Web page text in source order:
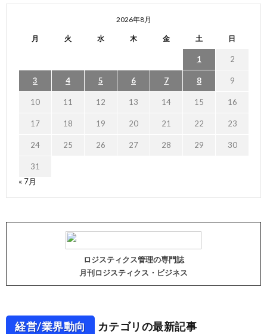
2026年8月
月 火 水 木 金 土 日
1 2
3 4 5 6 7 8 9
10 11 12 13 14 15 16
17 18 19 20 21 22 23
24 25 26 27 28 29 30
31
« 7月
ロジスティクス管理の専門誌
月刊ロジスティクス・ビジネス
経営/業界動向 カテゴリの最新記事